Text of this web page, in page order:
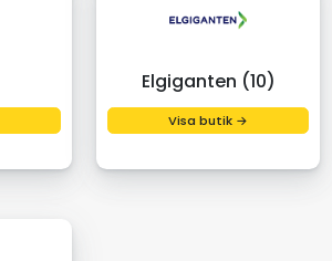
Elgiganten (10)
Visa butik →